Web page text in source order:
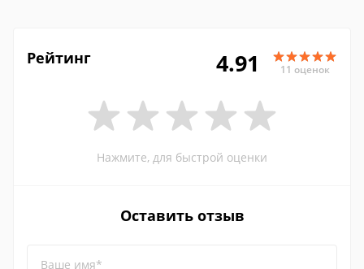
Рейтинг 4.91 11 оценок
Нажмите, для быстрой оценки
Оставить отзыв
Ваше имя*